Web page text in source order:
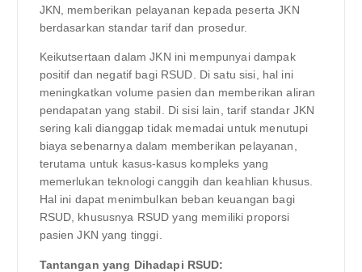
JKN, memberikan pelayanan kepada peserta JKN
berdasarkan standar tarif dan prosedur.
Keikutsertaan dalam JKN ini mempunyai dampak
positif dan negatif bagi RSUD. Di satu sisi, hal ini
meningkatkan volume pasien dan memberikan aliran
pendapatan yang stabil. Di sisi lain, tarif standar JKN
sering kali dianggap tidak memadai untuk menutupi
biaya sebenarnya dalam memberikan pelayanan,
terutama untuk kasus-kasus kompleks yang
memerlukan teknologi canggih dan keahlian khusus.
Hal ini dapat menimbulkan beban keuangan bagi
RSUD, khususnya RSUD yang memiliki proporsi
pasien JKN yang tinggi.
Tantangan yang Dihadapi RSUD: